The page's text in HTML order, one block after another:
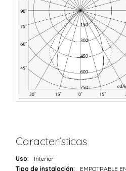
Características
Uso:
Interior
Tipo de instalación:
EMPOTRABLE